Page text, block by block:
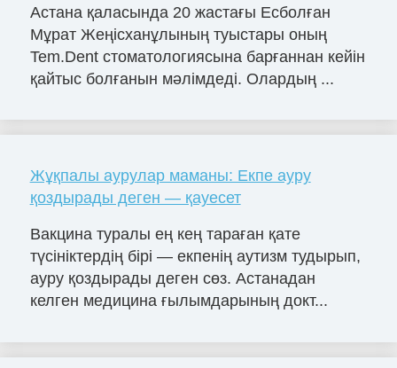
Астана қаласында 20 жастағы Есболған
Мұрат Жеңісханұлының туыстары оның
Tem.Dent стоматологиясына барғаннан кейін
қайтыс болғанын мәлімдеді. Олардың ...
Жұқпалы аурулар маманы: Екпе ауру
қоздырады деген — қауесет
Вакцина туралы ең кең тараған қате
түсініктердің бірі — екпенің аутизм тудырып,
ауру қоздырады деген сөз. Астанадан
келген медицина ғылымдарының докт...